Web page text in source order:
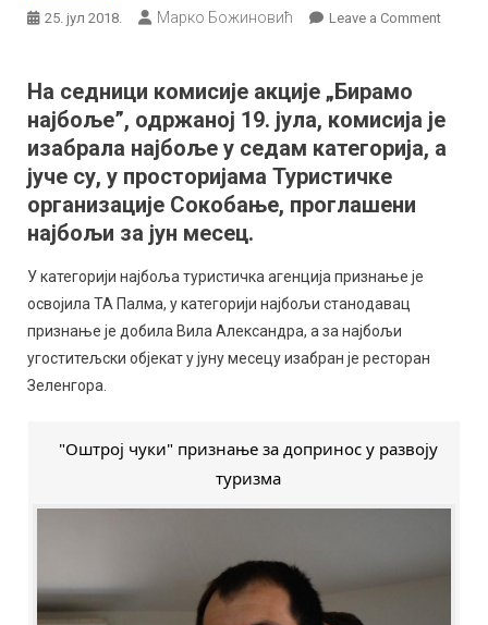
25. јул 2018. Марко Божиновић Leave a Commenton
јуну
месецу
На седници комисије акције „Бирамо
најбоље”, одржаној 19. јула, комисија је
изабрала најбоље у седам категорија, а
јуче су, у просторијама Туристичке
организације Сокобање, проглашени
најбољи за јун месец.
У категорији најбоља туристичка агенција признање је
освојила ТА Палма, у категорији најбољи станодавац
признање је добила Вила Александра, а за најбољи
угоститељски објекат у јуну месецу изабран је ресторан
Зеленгора.
"Оштрој чуки" признање за допринос у развоју
туризма